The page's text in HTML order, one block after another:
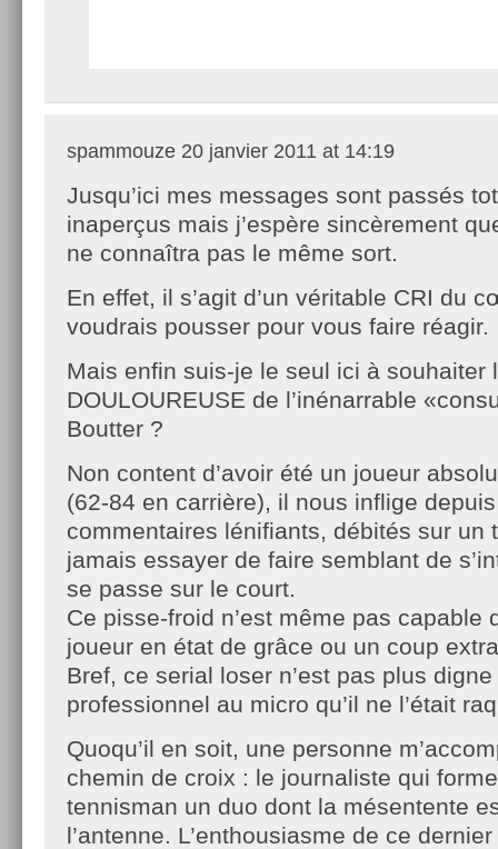
spammouze 20 janvier 2011 at 14:19
Jusqu’ici mes messages sont passés
inaperçus mais j’espère sincèrement
ne connaîtra pas le même sort.
En effet, il s’agit d’un véritable CRI du
voudrais pousser pour vous faire réagir.
Mais enfin suis-je le seul ici à souhaiter
DOULOUREUSE de l’inénarrable
Boutter ?
Non content d’avoir été un joueur
(62-84 en carrière), il nous inflige
commentaires lénifiants, débités sur un
jamais essayer de faire semblant de
se passe sur le court.
Ce pisse-froid n’est même pas capable
joueur en état de grâce ou un coup
Bref, ce serial loser n’est pas plus digne
professionnel au micro qu’il ne l’était
Quoqu’il en soit, une personne
chemin de croix : le journaliste qui
tennisman un duo dont la mésentente
l’antenne. L’enthousiasme de ce